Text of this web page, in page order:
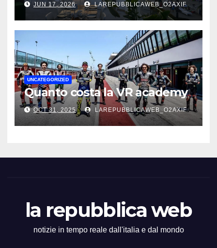
JUN 17, 2026 LAREPUBBLICAWEB_O2AXIF
UNCATEGORIZED
Quanto costa la VR academy
OCT 31, 2025 LAREPUBBLICAWEB_O2AXIF
la repubblica web
notizie in tempo reale dall'italia e dal mondo